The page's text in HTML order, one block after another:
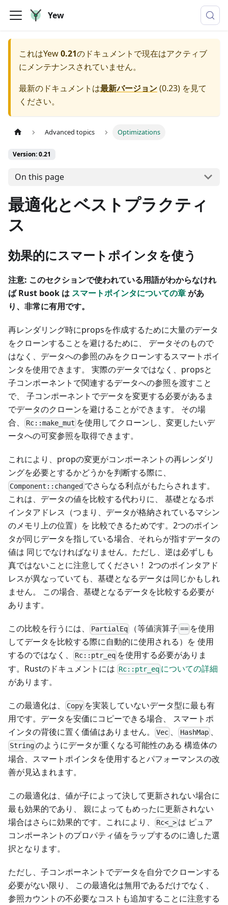
Yew
これはYew0.21のドキュメントで現在はアクティブ
にメンテナンスされていません。
最新のドキュメントは最新バージョン(0.23) を見て
ください。
Advanced topics Optimizations
Version: 0.21
On this page
最適化とベストプラクティ
ス
効果的にスマートポインタを使う
注意: このセクションで使われている用語がわからなけれ
ば Rust book は スマートポインタについての章があ
り、非常に有用です。
再レンダリング時にpropsを作成するために大量のデータ
をクローンすることを避けるために、 データそのもので
はなく、データへの参照のみをクローンするスマートポイ
ンタを使用できます。 実際のデータではなく、propsと
子コンポーネントで関連するデータへの参照を渡すこと
で、 子コンポーネントでデータを変更する必要があるま
でデータのクローンを避けることができます。 その場
合、
Rc::make_mut を使用してクローンし、変更したいデ
ータへの可変参照を取得できます。
これにより、propの変更がコンポーネントの再レンダリ
ングを必要とするかどうかを判断する際に、
Component::changed でさらなる利点がもたらされます。
これは、データの値を比較する代わりに、 基礎となるポ
インタアドレス（つまり、データが格納されているマシン
のメモリ上の位置）を 比較できるためです。2つのポイン
タが同じデータを指している場合、それらが指すデータの
値は 同じでなければなりません。ただし、逆は必ずしも
真ではないことに注意してください！ 2つのポインタアド
レスが異なっていても、基礎となるデータは同じかもしれ
ません。 この場合、基礎となるデータを比較する必要が
あります。
この比較を行うには、 PartialEq （等値演算子 ==を使用
してデータを比較する際に自動的に使用される）を 使用
するのではなく、
Rc::ptr_eq を使用する必要がありま
す。Rustのドキュメントには Rc::ptr_eq についての詳細
があります。
この最適化は、 Copy を実装していないデータ型に最も有
用です。データを安価にコピーできる場合、 スマートポ
インタの背後に置く価値はありません。
Vec 、 HashMap、
String のようにデータが重くなる可能性のある 構造体の
場合、スマートポインタを使用するとパフォーマンスの改
善が見込まれます。
この最適化は、値が子によって決して更新されない場合に
最も効果的であり、 親によってもめったに更新されない
場合はさらに効果的です。これにより、
Rc<_> は ピュア
コンポーネントのプロパティ値をラップするのに適した選
択となります。
ただし、子コンポーネントでデータを自分でクローンする
必要がない限り、 この最適化は無用であるだけでなく、
参照カウントの不必要なコストも追加することに注意する